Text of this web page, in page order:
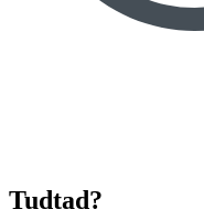
Tudtad?